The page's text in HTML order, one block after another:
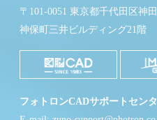
〒101-0051 東京都千代田区神
神保町三井ビルディング21階
フォトロンCADサポートセン